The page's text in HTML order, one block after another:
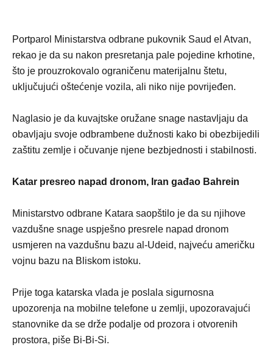
Portparol Ministarstva odbrane pukovnik Saud el Atvan,
rekao je da su nakon presretanja pale pojedine krhotine,
što je prouzrokovalo ograničenu materijalnu štetu,
uključujući oštećenje vozila, ali niko nije povrijeđen.
Naglasio je da kuvajtske oružane snage nastavljaju da
obavljaju svoje odbrambene dužnosti kako bi obezbijedili
zaštitu zemlje i očuvanje njene bezbjednosti i stabilnosti.
Katar presreo napad dronom, Iran gađao Bahrein
Ministarstvo odbrane Katara saopštilo je da su njihove
vazdušne snage uspješno presrele napad dronom
usmjeren na vazdušnu bazu al-Udeid, najveću američku
vojnu bazu na Bliskom istoku.
Prije toga katarska vlada je poslala sigurnosna
upozorenja na mobilne telefone u zemlji, upozoravajući
stanovnike da se drže podalje od prozora i otvorenih
prostora, piše Bi-Bi-Si.